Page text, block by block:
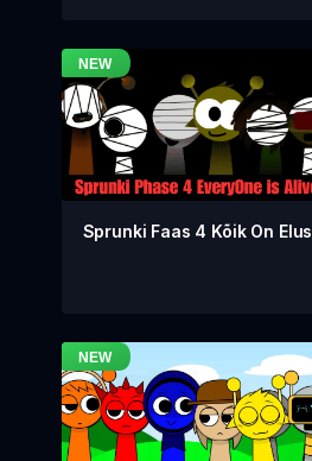
Sprunki Faas 4 Kõik On Elus